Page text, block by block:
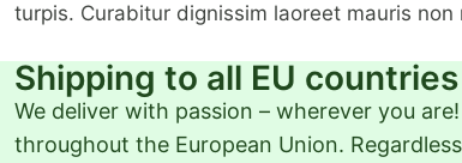
turpis. Curabitur dignissim laoreet mauris non
Shipping to all EU countries
We deliver with passion – wherever you
throughout the European Union.